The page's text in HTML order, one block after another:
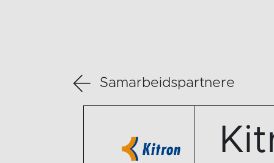
Samarbeidspartnere